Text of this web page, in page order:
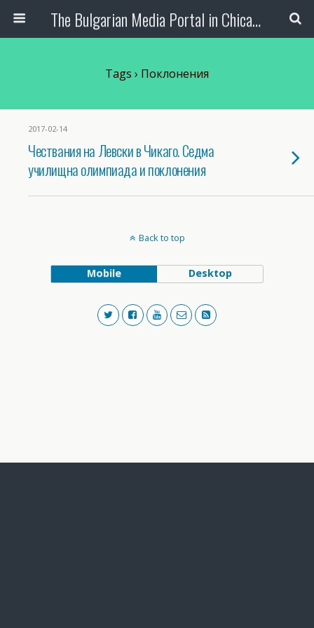
The Bulgarian Media Portal in Chicago
Tags › Поклонения
2017-02-14
Чествания на Левски в Чикаго. Седма
училищна олимпиада и поклонения
Back to top
Mobile Desktop